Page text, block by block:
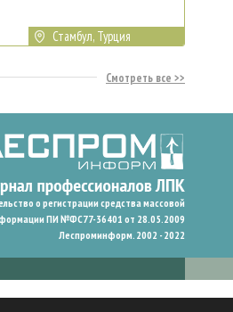
Стамбул, Турция
Смотреть все
о регистрации средства массовой
ПИ №ФС77-36401 от 28.05.2009
Леспроминформ. 2002 - 2022